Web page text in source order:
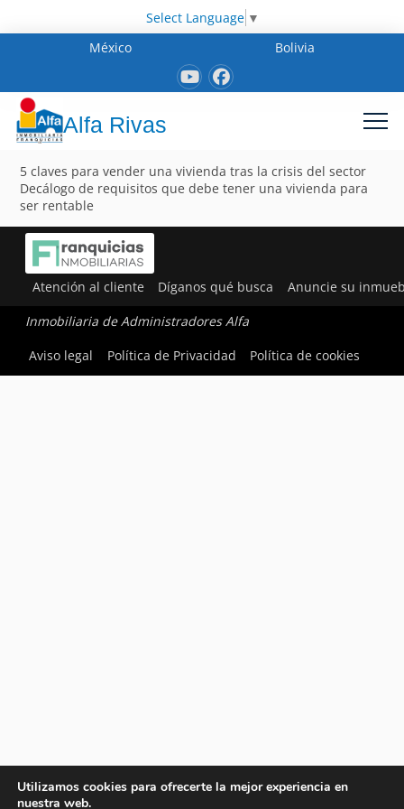
Select Language ▼
México
Bolivia
Alfa Rivas
5 claves para vender una vivienda tras la crisis del sector
Decálogo de requisitos que debe tener una vivienda para
ser rentable
Atención al cliente Díganos qué busca Anuncie su
Inmobiliaria de Administradores Alfa
Aviso legal
Política de Privacidad Política de cookies
Utilizamos cookies para ofrecerte la mejor experiencia en
nuestra web.